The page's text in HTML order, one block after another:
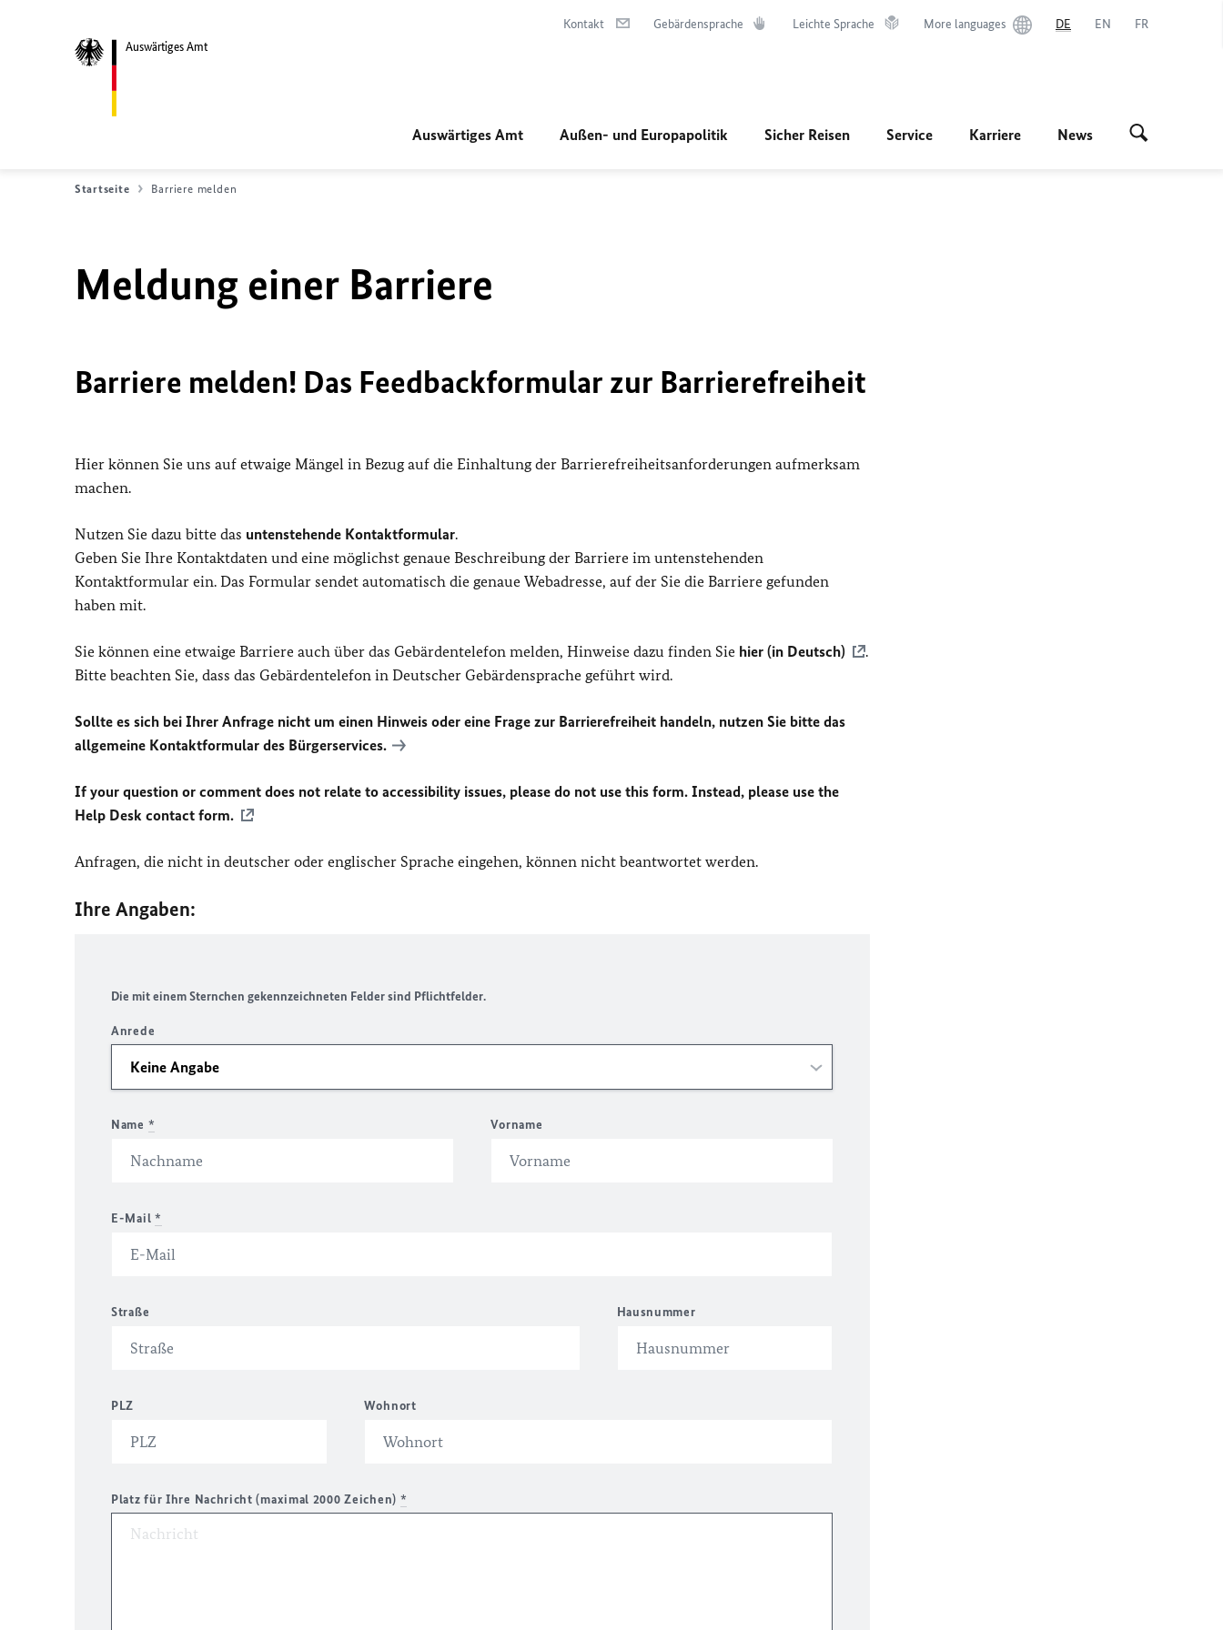
Auswärtiges Amt
Kontakt Gebärdensprache Leichte Sprache More languages DE EN FR
Auswärtiges Amt Außen- und Europapolitik Sicher Reisen Service Karriere News
Startseite Barriere melden
Meldung einer Barriere
Barriere melden! Das Feedbackformular zur Barrierefreiheit
Hier können Sie uns auf etwaige Mängel in Bezug auf die Einhaltung der Barrierefreiheitsanforderungen aufmerksam
machen.
Nutzen Sie dazu bitte das untenstehende Kontaktformular.
Geben Sie Ihre Kontaktdaten und eine möglichst genaue Beschreibung der Barriere im untenstehenden
Kontaktformular ein. Das Formular sendet automatisch die genaue Webadresse, auf der Sie die Barriere gefunden
haben mit.
Sie können eine etwaige Barriere auch über das Gebärdentelefon melden, Hinweise dazu finden Sie hier (in Deutsch)
.
Bitte beachten Sie, dass das Gebärdentelefon in Deutscher Gebärdensprache geführt wird.
Sollte es sich bei Ihrer Anfrage nicht um einen Hinweis oder eine Frage zur Barrierefreiheit handeln, nutzen Sie bitte das
allgemeine Kontaktformular des Bürgerservices.
If your question or comment does not relate to accessibility issues, please do not use this form. Instead, please use the
Help Desk contact form.
Anfragen, die nicht in deutscher oder englischer Sprache eingehen, können nicht beantwortet werden.
Ihre Angaben:
Die mit einem Sternchen gekennzeichneten Felder sind Pflichtfelder.
Anrede
Name * Vorname
E-Mail *
Straße Hausnummer
PLZ Wohnort
Platz für Ihre Nachricht (maximal 2000 Zeichen) *